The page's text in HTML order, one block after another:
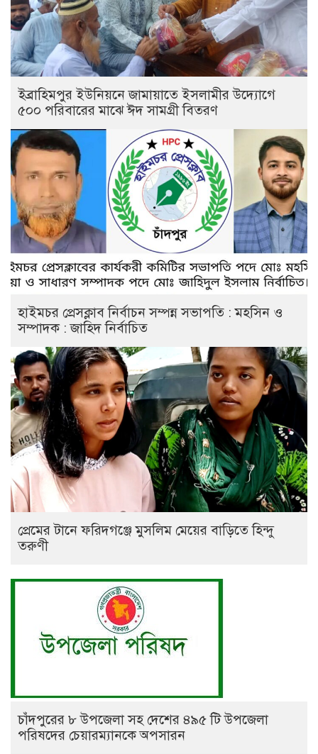
ইব্রাহিমপুর ইউনিয়নে জামায়াতে ইসলামীর উদ্যোগে
৫০০ পরিবারের মাঝে ঈদ সামগ্রী বিতরণ
হাইমচর প্রেসক্লাব নির্বাচন সম্পন্ন সভাপতি : মহসিন ও
সম্পাদক : জাহিদ নির্বাচিত
প্রেমের টানে ফরিদগঞ্জে মুসলিম মেয়ের বাড়িতে হিন্দু
তরুণী
চাঁদপুরের ৮ উপজেলা সহ দেশের ৪৯৫ টি উপজেলা
পরিষদের চেয়ারম্যানকে অপসারন